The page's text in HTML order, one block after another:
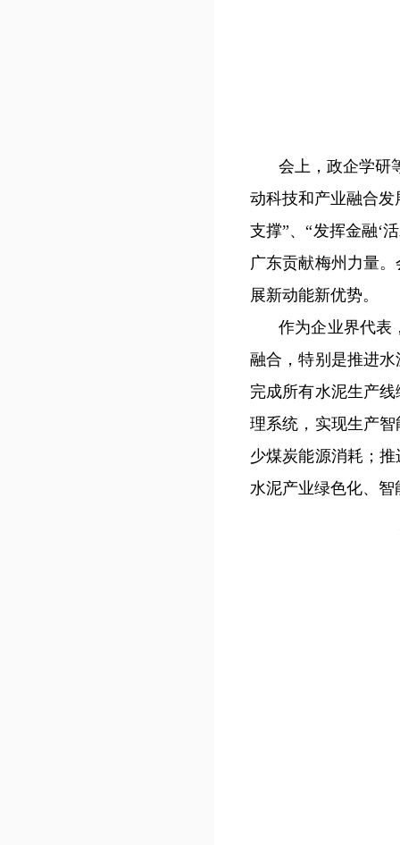
会上，政企学研
动科技和产业融合发
支撑”、“发挥金融‘
广东贡献梅州力量
展新动能新优势。
作为企业界代表
融合，特别是推进
完成所有水泥生产
理系统，实现生产
少煤炭能源消耗；
水泥产业绿色化、